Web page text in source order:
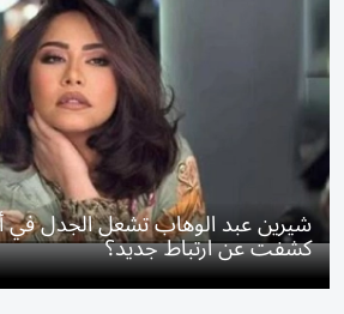
شيرين عبد الوهاب تشعل الجدل
كشفت عن ارتباط جديد؟